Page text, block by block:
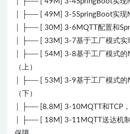
│ ├── [ 49M] 3-5SpringBoot实现
│ ├── [ 30M] 3-6MQTT配置和
│ ├── [ 33M] 3-7基于工厂模式实
│ ├── [ 54M] 3-8基于工厂模式的
（上）
│ ├── [ 53M] 3-9基于工厂模式的
（下）
│ ├── [8.8M] 3-10MQTT和TCP
│ ├── [ 18M] 3-11MQTT送达机